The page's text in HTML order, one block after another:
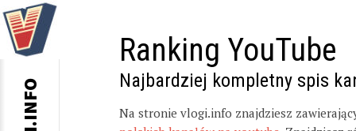
Ranking YouTube
Najbardziej kompletny spis
Na stronie vlogi.info znajdziesz